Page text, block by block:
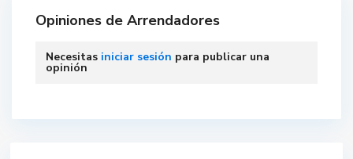
Opiniones de Arrendadores
Necesitas iniciar sesión para publicar una
opinión